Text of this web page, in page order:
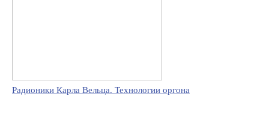
Радионики Карла Вельца. Технологии оргона